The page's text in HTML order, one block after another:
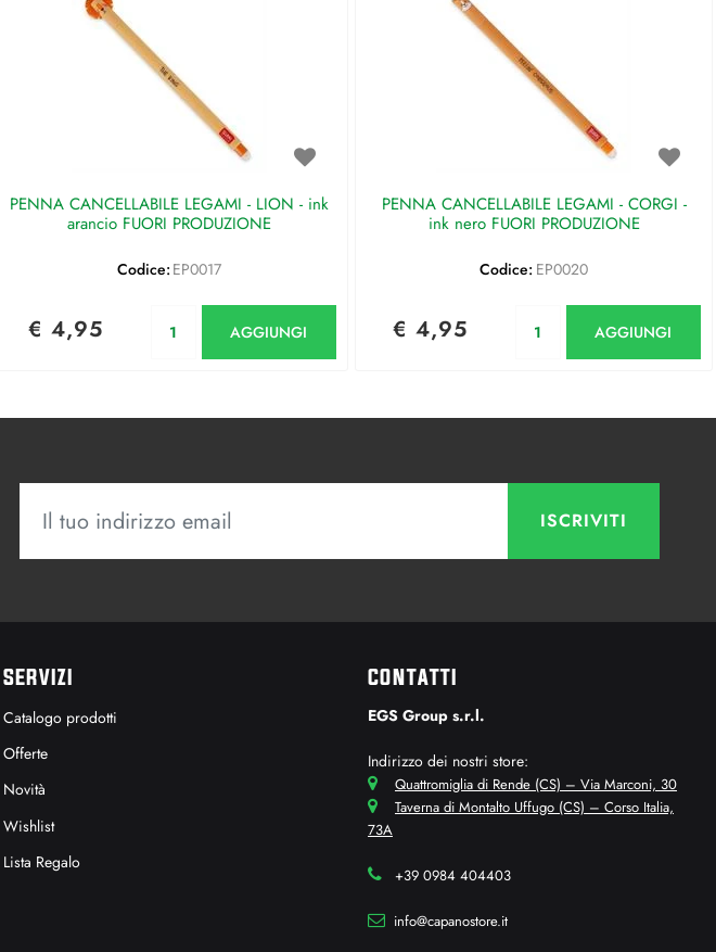
PENNA CANCELLABILE LEGAMI - LION - ink
arancio FUORI PRODUZIONE
Codice: EP0017
€ 4,95 AGGIUNGI
PENNA CANCELLABILE LEGAMI - CORGI -
ink nero FUORI PRODUZIONE
Codice: EP0020
€ 4,95 AGGIUNGI
SERVIZI
Catalogo prodotti
Offerte
Novità
Wishlist
Lista Regalo
CONTATTI
EGS Group s.r.l.
Indirizzo dei nostri store:
Quattromiglia di Rende (CS) – Via Marconi, 30
Taverna di Montalto Uffugo (CS) – Corso Italia,
73A
+39 0984 404403
info@capanostore.it